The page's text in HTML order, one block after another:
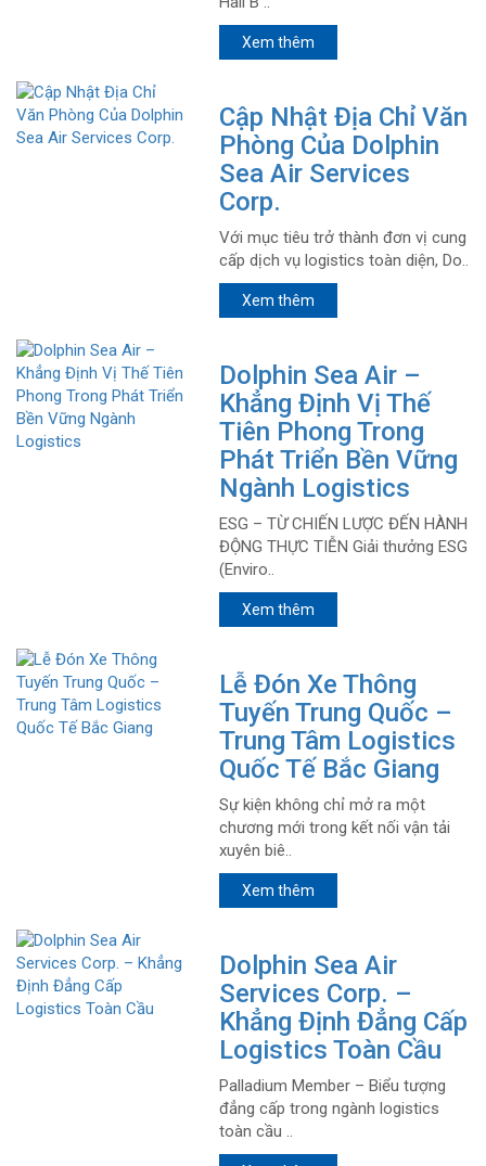
Xem thêm
Cập Nhật Địa Chỉ Văn
Phòng Của Dolphin
Sea Air Services
Corp.
Với mục tiêu trở thành đơn vị cung
cấp dịch vụ logistics toàn diện, Do..
Xem thêm
Dolphin Sea Air –
Khẳng Định Vị Thế
Tiên Phong Trong
Phát Triển Bền Vững
Ngành Logistics
ESG – TỪ CHIẾN LƯỢC ĐẾN HÀNH
ĐỘNG THỰC TIỄN Giải thưởng ESG
(Enviro..
Xem thêm
Lễ Đón Xe Thông
Tuyến Trung Quốc –
Trung Tâm Logistics
Quốc Tế Bắc Giang
Sự kiện không chỉ mở ra một
chương mới trong kết nối vận tải
xuyên biê..
Xem thêm
Dolphin Sea Air
Services Corp. –
Khẳng Định Đẳng Cấp
Logistics Toàn Cầu
Palladium Member – Biểu tượng
đẳng cấp trong ngành logistics
toàn cầu ..